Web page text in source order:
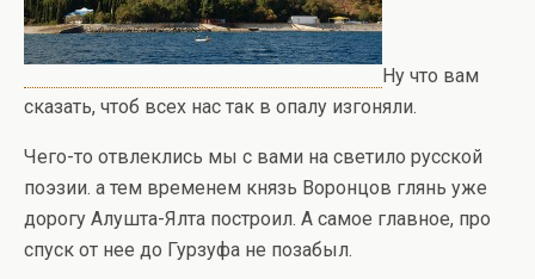
Ну что вам
сказать, чтоб всех нас так в опалу изгоняли.
Чего-то отвлеклись мы с вами на светило русской
поэзии. а тем временем князь Воронцов глянь уже
дорогу Алушта-Ялта построил. А самое главное, про
спуск от нее до Гурзуфа не позабыл.